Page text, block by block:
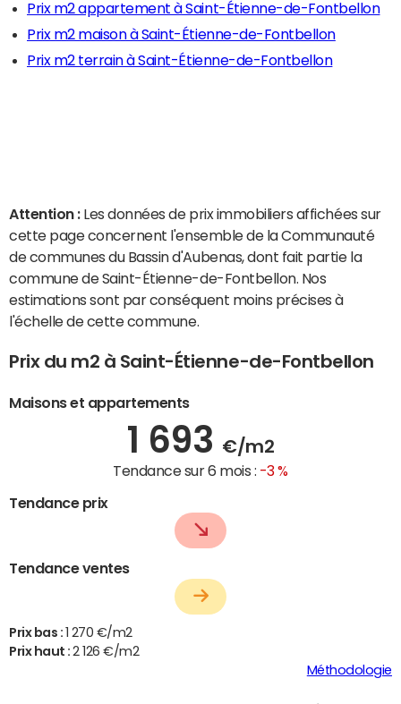
Prix m2 appartement à Saint-Étienne-de-Fontbellon
Prix m2 maison à Saint-Étienne-de-Fontbellon
Prix m2 terrain à Saint-Étienne-de-Fontbellon
Attention : Les données de prix immobiliers affichées sur
cette page concernent l'ensemble de la Communauté
de communes du Bassin d'Aubenas, dont fait partie la
commune de Saint-Étienne-de-Fontbellon. Nos
estimations sont par conséquent moins précises à
l'échelle de cette commune.
Prix du m2 à Saint-Étienne-de-Fontbellon
Maisons et appartements
1 693 €/m2
Tendance sur 6 mois : -3 %
Tendance prix
Tendance ventes
Prix bas :
1 270 €/m2
Prix haut :2 126 €/m2
Méthodologie